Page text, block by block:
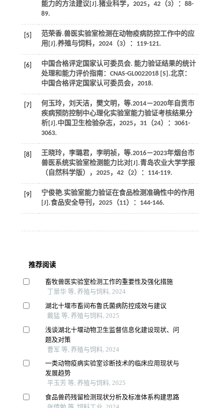
能力的方法建议[J].猪业科学， 2025， 42（3）：88-
89.
[5]
范荣香.兽医实验室检测在动物疫病防控工作中的应
用[J].养殖与饲料， 2024（3）：119-121.
[6] 中国合格评定国家认可委员会. 能力验证结果的统计
处理和能力评价指南：CNAS-GL0022018[S].北京：
中国合格评定国家认可委员会， 2018.
[7] 何玉玲，刘天洁，樊文明， 等.2014－2020年自贡市
疾病预防控制中心理化实验室能力验证考核结果分
析[J].中国卫生检验杂志， 2025， 31（24）：3061-
3063.
[8] 王晓玲，李璐君，李明祯， 等.2016－2023年烟台市
兽医系统实验室检测能力比对[J].青岛农业大学学报
（自然科学版）
， 2025， 42（2）：114-119.
[9]
宁俊艳.实验室能力验证在食品检测准确性中的作用
[J].食品安全导刊 ， 2025（11）：144-146.